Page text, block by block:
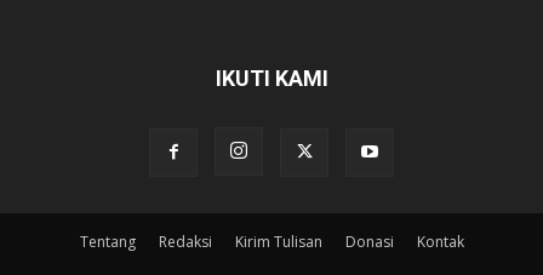
IKUTI KAMI
Tentang Redaksi Kirim Tulisan Donasi Kontak